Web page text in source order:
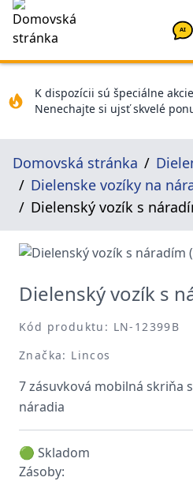
AI
K dispozícii sú špeciálne
Nenechajte si ujsť skvelé
Domovská stránka
Dielenske vozíky na
Dielenský vozík s
Dielenský vozík s
Kód produktu: LN-12399B
Značka: Lincos
7 zásuvková mobilná skriňa
náradia
🟢 Skladom
Zásoby: